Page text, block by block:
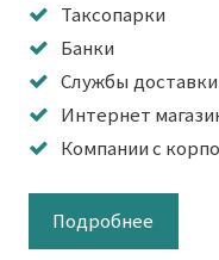
Таксопарки
Банки
Службы
Интернет
Компании с
Подробнее